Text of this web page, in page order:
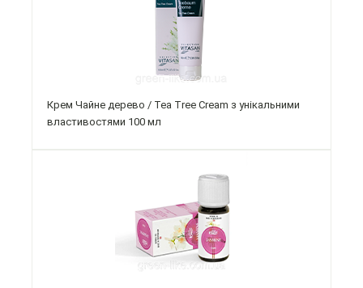
Крем Чайне дерево / Tea Tree Cream з унікальними
властивостями 100 мл